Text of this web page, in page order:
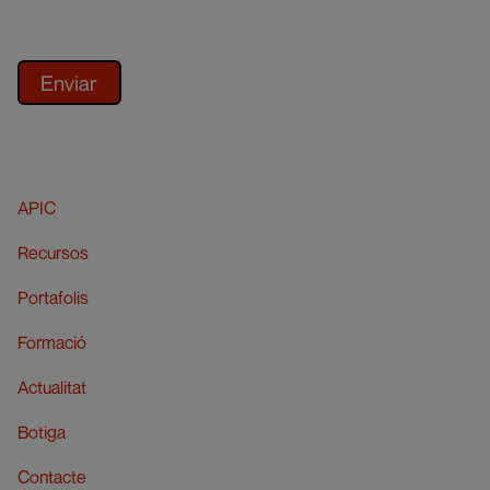
APIC
Recursos
Portafolis
Formació
Actualitat
Botiga
Contacte